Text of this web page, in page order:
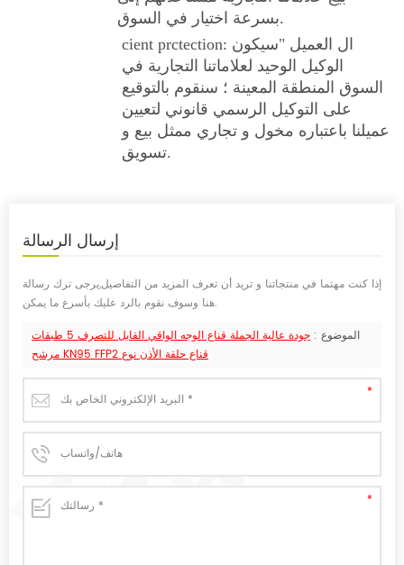
بسرعة اختيار في السوق.
cient prctection: ال العميل "سيكون
الوكيل الوحيد لعلاماتنا التجارية في
السوق المنطقة المعينة ؛ سنقوم بالتوقيع
على التوكيل الرسمي قانوني لتعيين
عميلنا باعتباره مخول و تجاري ممثل بيع و
تسويق.
إرسال الرسالة
إذا كنت مهتما في منتجاتنا و تريد أن تعرف المزيد من التفاصيل,يرجى ترك رسالة
هنا وسوف نقوم بالرد عليك بأسرع ما يمكن.
الموضوع :
جودة عالية الجملة قناع الوجه الواقي القابل للتصرف 5 طبقات
مرشح KN95 FFP2 قناع حلقة الأذن نوع